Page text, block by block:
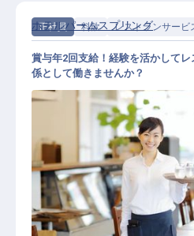
正社員 料飲 レストランサービ
レストランサービス / 正
ホテルパームスプリング
賞与年2回支給！経験を活かして
係として働きませんか？